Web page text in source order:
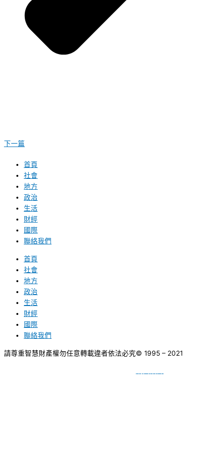
下一篇
首頁
社會
地方
政治
生活
財經
國際
聯絡我們
首頁
社會
地方
政治
生活
財經
國際
聯絡我們
請尊重智慧財產權勿任意轉載違者依法必究© 1995 – 2021